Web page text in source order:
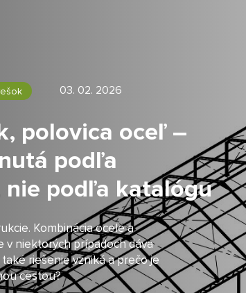
03. 02. 2026
polovica oceľ –
podľa
nie podľa katalógu
Kombinácia ocele a
v niektorých prípadoch dáva
riešenie vzniká a prečo je
cestou?